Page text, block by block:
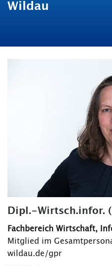
Wildau
Dipl.-Wirtsch.infor.
Fachbereich Wirtschaft,
Mitglied im
wildau.de/gpr